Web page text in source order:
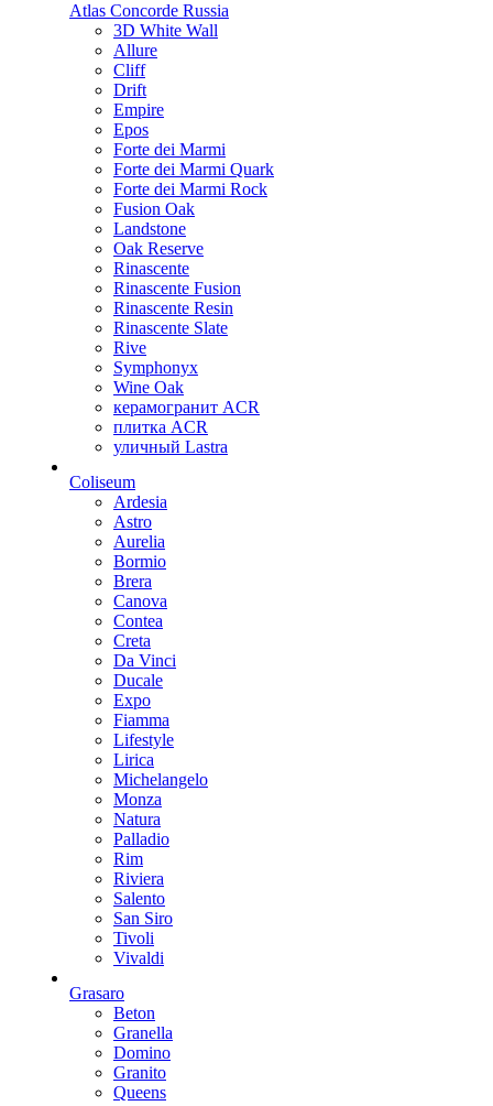
Atlas Concorde Russia
3D White Wall
Allure
Cliff
Drift
Empire
Epos
Forte dei Marmi
Forte dei Marmi Quark
Forte dei Marmi Rock
Fusion Oak
Landstone
Oak Reserve
Rinascente
Rinascente Fusion
Rinascente Resin
Rinascente Slate
Rive
Symphonyx
Wine Oak
керамогранит ACR
плитка ACR
уличный Lastra
Coliseum
Ardesia
Astro
Aurelia
Bormio
Brera
Canova
Contea
Creta
Da Vinci
Ducale
Expo
Fiamma
Lifestyle
Lirica
Michelangelo
Monza
Natura
Palladio
Rim
Riviera
Salento
San Siro
Tivoli
Vivaldi
Grasaro
Beton
Granella
Domino
Granito
Queens